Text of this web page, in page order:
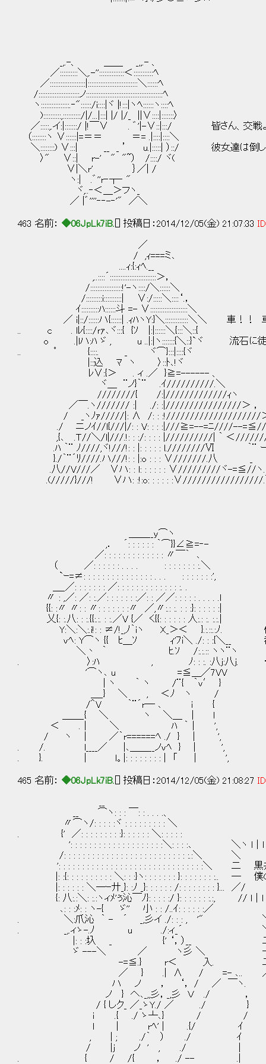
_,.-、 ＿＿ _,,.- 、
／::::::::::＼,.-''::::::::::::::＜:::::::::::ﾍ
／::::::::::::::::::::|::::::::::::::::::::::::::::＼::::::ﾍ
/:::::::::::::::::::::::ノ:::::::::::::::::::::::::::::::::::::::::::ﾍ
ヽ::::::::::::::::.‐"::::::/i::::|ヾ |!:::|ヽﾍ::::::ヽ::::ﾍ
)::::::::::,::::::::::/|/...|:::| |/ |/_ ||∨::::|:::::::〉
／:::::,.イ:|:::::::/ |!￣∨ . ゛'|-∨::|:::/ 皆さん、交戦より
（::::::::ヽ ∨::::::|=＝＝ ＝= .|::::|::::＼
＼::::::::) ∨:::| __ _ ’ u.|:::::| ）::/ 彼女達は倒しても
〉" ∨::| r-' " "~） /::::/ ヾ(
∨|＼r' ｝／| /
ヽ:| .゛''r‐┬‐ "
ヾ,..‐＜＿＞フヽ_
／ |゛''''‐‐-‐'" ／＼
463 名前： ◆06JpLk7iB. [] 投稿日：2014/12/05(金) 21:07:33
／
/ ,ｨ===ミ､
....ｨ:{:ｨﾍ.__
,..::::´::::::::::::::::::::::::::＞，
/::::::::::::::::::!'-ヽ::::/＼::::::＼
/:::::::::i::::::::::| ∨:/:::::＼::::‘.，
ｲ::::::::::ﾊ::::::斗 =- ∨:::::::::::::::::::::＼
／ i|::/::::::ハ{::::::| .ｨﾊヽY:}＼:::::::::::::＼＼ 車！！ 車
.. c . lﾚ{::::/ｒｧ､ヾ:::{ {ｿ |:|::::::＼{:::＼::{
o .|lハ:ﾊ ゞ , u ..|:|ヽ:::::::{＼::}`ヾ 流石に徒歩
.. ﾟ {::::. _ ヾ⌒}:::|::::{ヾ
|::込 ﾏ ヽ 〉::ﾄ､!ヾ
ﾚ∨:{＞ . ィ .／ }≧=------ 、
ヾ＿ ¨ノ}｀¨ .ｲ//////////.＼
////////{ /:|/////////////ｨヽ
／￣.ヽ/////// :| ./: :|////////////////＞ ，
/ _ヽﾉｧ/////|: ∧ /: : :!////////////////////＞
./ ニノｲ//l{///|/: : V: : : :|///≧=--=ﾆ////--
,{､ .Ｔ//＼/l|///.!: : :/: : : : |//////////| ｀ ＜
.ﾊ ｀¨ ﾉ////,ヾ!///!: : |: : : : : l.////////Ⅵ ｀¨
}./｀¨´ﾘ////.ハ///!: : |:o : : : ∨///////.八
.八//V///／ ∨ハ: : l: : : : : : ∨/////////ヾ-=≦//
.(/////}///! ∨ハ: :!:o: : : : : :∨/////////////////
＿＿__y⌒ヽ
,． ´: : : : : : ｀⌒}}∠≧=‐-
／: : : : : : : : : : : : : 〃￣｀ ､
（ ／: : : : : : . . . . : : : : : : : :.＼
`ｰ=≠: : : : : : : : : : : : : : : . . . : : : : : : :',
＿_／: : : : : : : ／: : : : : : : : : : : : : :. .
〃 : ,／: ／: :.／: : : : : : :／: : ／／: : : : : . . . . .l
{{: :〃 〃: : 〃: : : : : : :〃 ／,〃:.: :. : : :}: : : : : :|
乂{: :.八: : :.{{:.:. : :.／V {／ く{{: : : : : : 人:.: :. :.:.|
Y:＼:＼:.i!: : ≠/!_,ﾉ｀iヽ X_＞＜ }.:.::.:ﾉ. 仮に
vﾍ: Y⌒ヽ {{ ﾋ＿ｿ ｨ'ﾌi＼ ./: : :{＼__ 都合よく
＼丶 ｀ ﾋ.ｿ /:.:.:: ヽヽ¨ヽ
. 〉:ﾊ , ﾉ: : :. :八j:八j. …車の盗み方で
'⌒ヽ､ u =≦＿／7VV
| ヽ ｀ ヽ /¨{ ｀ｖ′ }
＿_} ＼ , ＜ﾉ ヽ /
/＾V ｀¨´r─ ､ i {
＿＿_{ ＼ ヽ ＼＿ | l
＜ .│ ＼ ﾊ ｀│ ',
/ ヽ | ／｀r======ﾍ ./ } | ',
. /. l____／ |､＿＿__ノvﾍ } | ',
. }. | l。|: : : : : : : : | 「 │ ',
465 名前： ◆06JpLk7iB. [] 投稿日：2014/12/05(金) 21:08:27
__ ⌒ヽ: : : ￣: : . . . .、
〃⌒ヽ/: : : : :ヾ : : : : : : : : : ＼
. {' ／: : : : : : : : :}: : : : : : ＼: : : : :
': : : : : : : : : : : : : : : : : : : :＼: : : :､ ＼ヽ l｜l｜l｜l
/: : : : : : : : : : : : : : : : : : :
': : : : : : : : : : : : : : : : : : : : : : : : : : : : : : :＼ 二
|: :{: : : : : : : : : : ＼: : :}ヽ: : : : : : : }: : : : : : : :.. ―
|: : : : : : ＼―ｰ廾_}: :ﾉ _}: : : :
{: 八:.:＼: :.:ヽィﾒ'ぅ沁￣ﾉ}: : : : :/ }: : : : : : :.:, // l｜l｜l
､: : :ﾒ: : ヽ-{ ゞ'' 小 : : /..ｲ: : : : : :／
. ＼:爪沁 ｀ - ´ _,彡イ ./: : : , '" ＼ヽ l｜l｜
. _,.ィゝ-.ﾉ u ./
|: : :圦 _ {' ‘，）__ 二 今となっ
ゞ ---＼ ／
-=≦.} r＜ 入. 二 もっと早
／ } .| ∧ / =-
ハ ノ ， ‘， / ／ ￣ヽ. // l｜l｜l｜l｜
ノ } へ､_,,彡，_,彡 Ｖ ./ ，
/ { しク_ ／_ゝY./ ／ ./ }
ｉ .{ ./ ゝ┴､} / /
l | rﾍ' | .{/ ｲ
, | ; ./｀ ） ./ ｲ
/ |j ノ ' , ./ |
. { / /{ ， ./ -- .|